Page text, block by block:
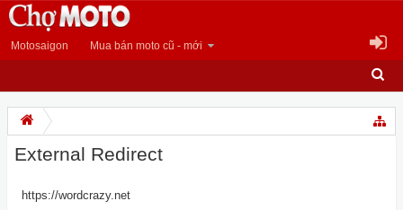
Motosaigon Mua bán moto cũ - mới
External Redirect
https://wordcrazy.net